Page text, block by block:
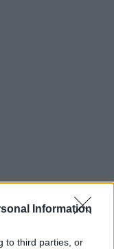
Information
to third parties, or